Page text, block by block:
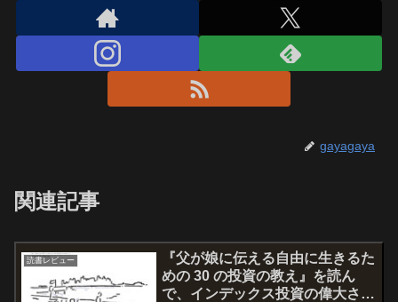
gayagaya
関連記事
読書レビュー
『父が娘に伝える自由に生きるた
めの 30 の投資の教え』を読ん
で、インデックス投資の偉大さを